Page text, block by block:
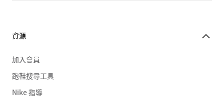
資源
加入會員
跑鞋搜尋工具
Nike 指導